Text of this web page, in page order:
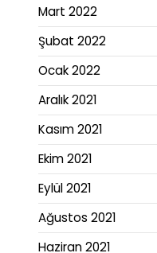
Mart 2022
Şubat 2022
Ocak 2022
Aralık 2021
Kasım 2021
Ekim 2021
Eylül 2021
Ağustos 2021
Haziran 2021